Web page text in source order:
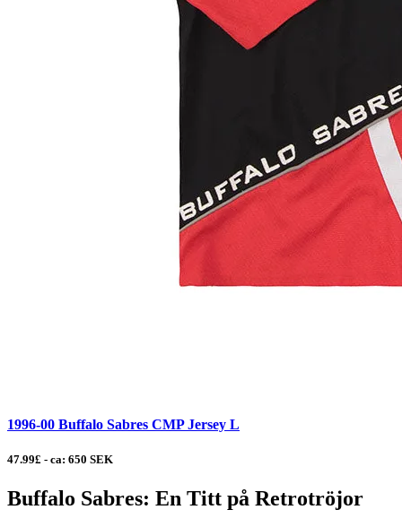
1996-00 Buffalo Sabres CMP Jersey L
47.99£ - ca: 650 SEK
Buffalo Sabres: En Titt på Retrotröjor